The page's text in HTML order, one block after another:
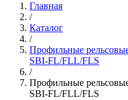
Главная
/
Каталог
/
Профильные
SBI-FL/FLL/FLS
/
Профильные
SBI-FL/FLL/FLS